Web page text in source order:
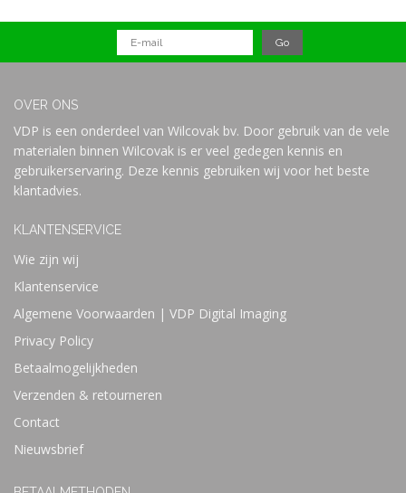
OVER ONS
VDP is een onderdeel van Wilcovak bv. Door gebruik van de vele
materialen binnen Wilcovak is er veel gedegen kennis en
gebruikerservaring. Deze kennis gebruiken wij voor het beste
klantadvies.
KLANTENSERVICE
Wie zijn wij
Klantenservice
Algemene Voorwaarden | VDP Digital Imaging
Privacy Policy
Betaalmogelijkheden
Verzenden & retourneren
Contact
Nieuwsbrief